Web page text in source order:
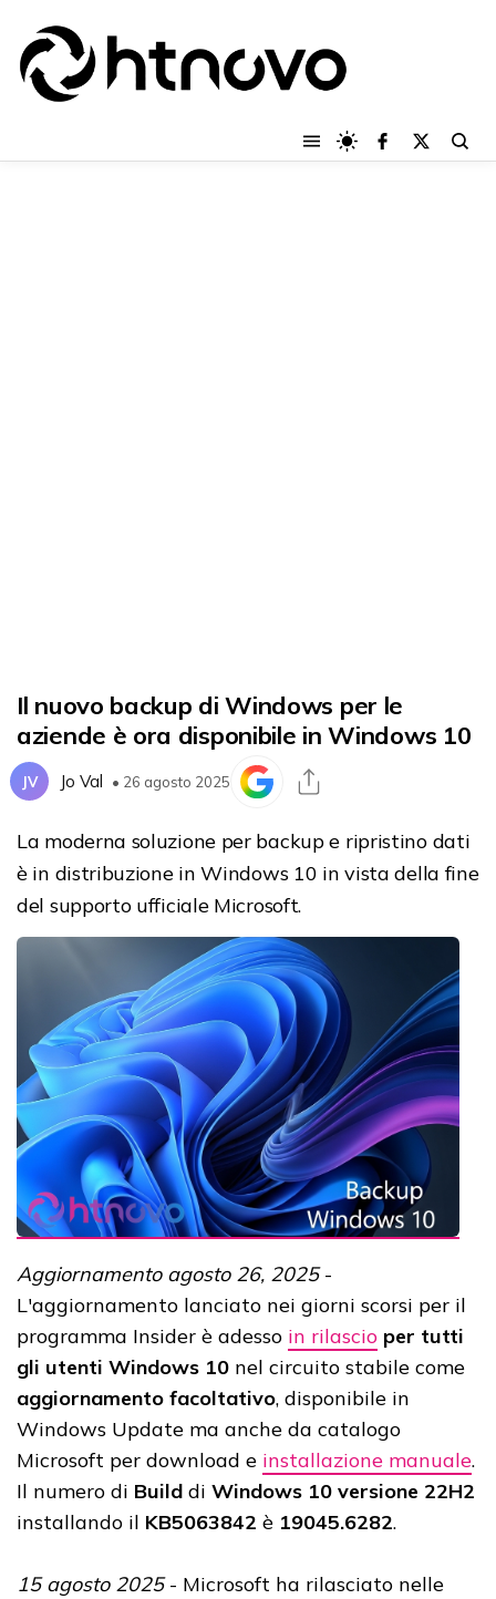
Il nuovo backup di Windows per le
aziende è ora disponibile in Windows 10
JV Jo Val • 26 agosto 2025
La moderna soluzione per backup e ripristino dati
è in distribuzione in Windows 10 in vista della fine
del supporto ufficiale Microsoft.
Aggiornamento agosto 26, 2025-
L'aggiornamento lanciato nei giorni scorsi per il
programma Insider è adesso in rilascio per tutti
gli utenti Windows 10 nel circuito stabile come
aggiornamento facoltativo, disponibile in
Windows Update ma anche da catalogo
Microsoft per download e installazione manuale.
Il numero di Build di Windows 10 versione 22H2
installando il KB5063842 è 19045.6282.
15 agosto 2025- Microsoft ha rilasciato nelle